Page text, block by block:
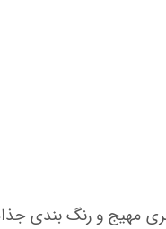
مهیج و رنگ بندی